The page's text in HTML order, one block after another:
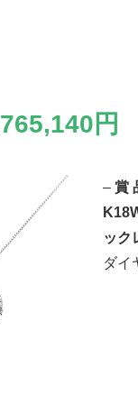
円
– 賞
ック
ダイ